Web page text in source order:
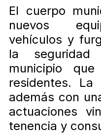
El cuerpo
nuevos
vehículos y
la
municipio
residentes. La
además con
actuaciones
tenencia y